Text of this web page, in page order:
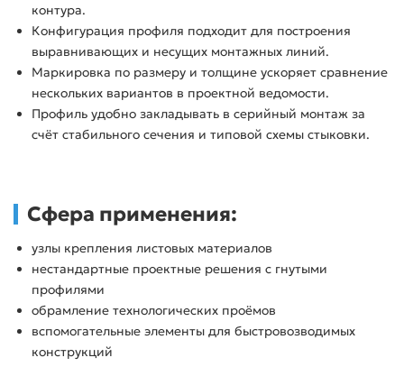
контура.
Конфигурация профиля подходит для построения
выравнивающих и несущих монтажных линий.
Маркировка по размеру и толщине ускоряет сравнение
нескольких вариантов в проектной ведомости.
Профиль удобно закладывать в серийный монтаж за
счёт стабильного сечения и типовой схемы стыковки.
Сфера применения:
узлы крепления листовых материалов
нестандартные проектные решения с гнутыми
профилями
обрамление технологических проёмов
вспомогательные элементы для быстровозводимых
конструкций